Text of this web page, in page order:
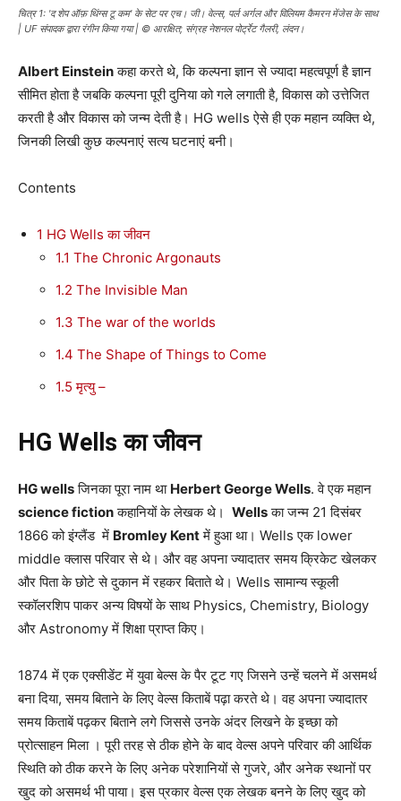
चित्र 1: 'द शेप ऑफ़ थिंग्स टू कम' के सेट पर एच। जी। वेल्स, पर्ल अर्गल और विलियम कैमरन मेंजेस के साथ
| UF संपादक द्वारा रंगीन किया गया | © आरक्षित; संग्रह नेशनल पोर्ट्रेट गैलरी, लंदन।
Albert Einsteinकहा करते थे, कि कल्पना ज्ञान से ज्यादा महत्वपूर्ण है ज्ञान
सीमित होता है जबकि कल्पना पूरी दुनिया को गले लगाती है, विकास को उत्तेजित
करती है और विकास को जन्म देती है। HG wells ऐसे ही एक महान व्यक्ति थे,
जिनकी लिखी कुछ कल्पनाएं सत्य घटनाएं बनी।
Contents
1 HG Wells का जीवन
1.1 The Chronic Argonauts
1.2 The Invisible Man
1.3 The war of the worlds
1.4 The Shape of Things to Come
1.5 मृत्यु –
HG Wells का जीवन
HG wellsजिनका पूरा नाम था Herbert George Wells. वे एक महान
science fictionकहानियों के लेखक थे। Wellsका जन्म 21 दिसंबर
1866 को इंग्लैंड में Bromley Kentमें हुआ था। Wells एक lower
middle क्लास परिवार से थे। और वह अपना ज्यादातर समय क्रिकेट खेलकर
और पिता के छोटे से दुकान में रहकर बिताते थे। Wells सामान्य स्कूली
स्कॉलरशिप पाकर अन्य विषयों के साथ Physics, Chemistry, Biology
और Astronomy में शिक्षा प्राप्त किए।
1874 में एक एक्सीडेंट में युवा बेल्स के पैर टूट गए जिसने उन्हें चलने में असमर्थ
बना दिया, समय बिताने के लिए वेल्स किताबें पढ़ा करते थे। वह अपना ज्यादातर
समय किताबें पढ़कर बिताने लगे जिससे उनके अंदर लिखने के इच्छा को
प्रोत्साहन मिला । पूरी तरह से ठीक होने के बाद वेल्स अपने परिवार की आर्थिक
स्थिति को ठीक करने के लिए अनेक परेशानियों से गुजरे, और अनेक स्थानों पर
खुद को असमर्थ भी पाया। इस प्रकार वेल्स एक लेखक बनने के लिए खुद को